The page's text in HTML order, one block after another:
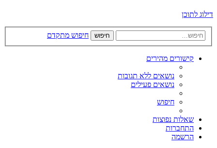
דילוג לתוכן
חיפוש חיפוש מתקדם
קישורים מהירים
נושאים ללא תגובות
נושאים פעילים
חיפוש
שאלות נפוצות
התחברות
הרשמה